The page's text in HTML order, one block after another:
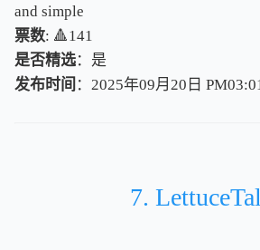
and simple
票数: 🔺141
是否精选：是
发布时间 ：2025年09月20日
7.